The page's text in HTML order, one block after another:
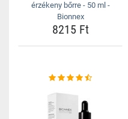
érzékeny bőrre - 50 ml -
Bionnex
8215 Ft